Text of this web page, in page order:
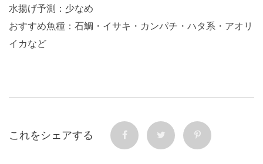
水揚げ予測：少なめ
おすすめ魚種：石鯛・イサキ・カンパチ・ハタ系・アオリ
イカなど
これをシェアする